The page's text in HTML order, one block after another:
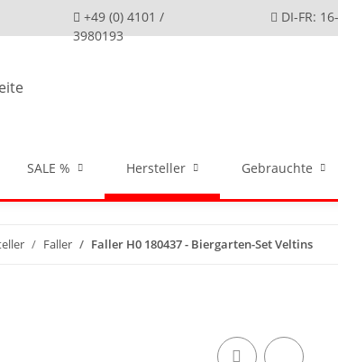
+49 (0) 4101 /
3980193
DI-FR:
SALE % Hersteller Gebrauchte
Faller Faller H0 180437 - Biergarten-Set Veltins